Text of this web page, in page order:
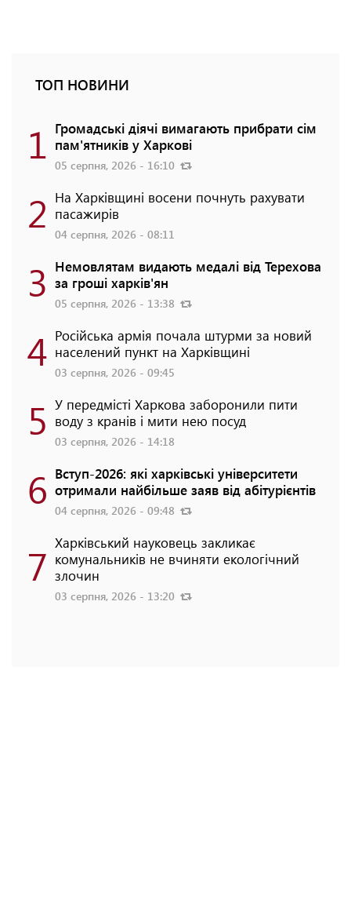
ТОП НОВИНИ
1 Громадські діячі вимагають прибрати сім
пам'ятників у Харкові
05 серпня, 2026 - 16:10
2 На Харківщині восени почнуть рахувати
пасажирів
04 серпня, 2026 - 08:11
3 Немовлятам видають медалі від Терехова
за гроші харків'ян
05 серпня, 2026 - 13:38
4 Російська армія почала штурми за новий
населений пункт на Харківщині
03 серпня, 2026 - 09:45
5 У передмісті Харкова заборонили пити
воду з кранів і мити нею посуд
03 серпня, 2026 - 14:18
6 Вступ-2026: які харківські університети
отримали найбільше заяв від абітурієнтів
04 серпня, 2026 - 09:48
7 Харківський науковець закликає
комунальників не вчиняти екологічний
злочин
03 серпня, 2026 - 13:20